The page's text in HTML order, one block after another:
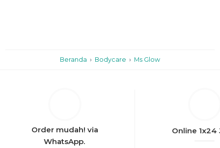
Beranda › Bodycare › Ms Glow
Order mudah! via
WhatsApp.
Online 1x24